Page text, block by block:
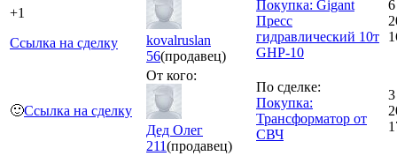
+1
Ссылка на сделку
kovalruslan
56(продавец)
Покупка: Gigant
Пресс
гидравлический 10т
GHP-10
🙂Ссылка на сделку
От кого:
Дед Олег
211(продавец)
По сделке:
Покупка:
Трансформатор от
СВЧ